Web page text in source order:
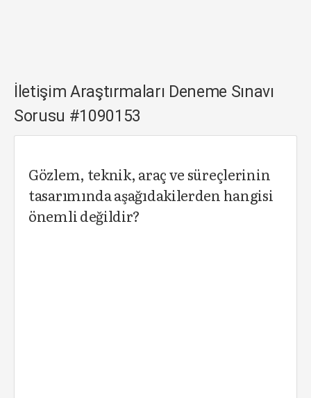
İletişim Araştırmaları Deneme Sınavı
Sorusu #1090153
Gözlem, teknik, araç ve süreçlerinin
tasarımında aşağıdakilerden hangisi
önemli değildir?